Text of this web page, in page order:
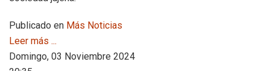
Publicado en Más Noticias
Leer más ...
Domingo, 03 Noviembre 2024